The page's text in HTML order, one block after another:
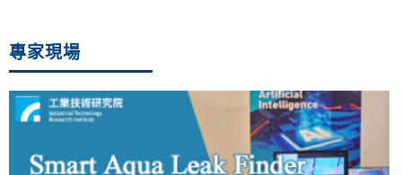
專家現場